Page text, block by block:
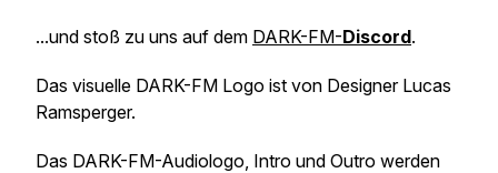
...und stoß zu uns auf dem DARK-FM-Discord.
Das visuelle DARK-FM Logo ist von Designer Lucas
Ramsperger.
Das DARK-FM-Audiologo, Intro und Outro werden